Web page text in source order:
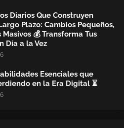
Diarios Que Construyen
Plazo: Cambios Pequeños,
💰 Transforma Tus
Día a la Vez
Esenciales que
en la Era Digital ⏳